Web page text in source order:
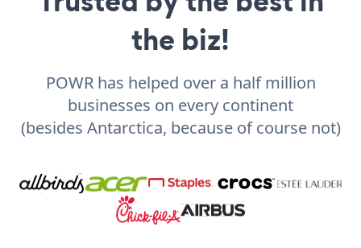
the biz!
POWR has helped over a half million
businesses on every continent
(besides Antarctica, because of course not)